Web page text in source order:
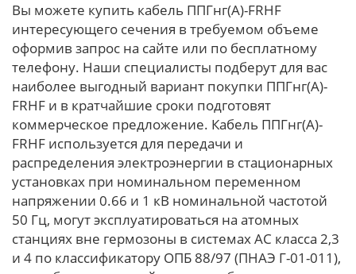
Вы можете купить кабель ППГнг(А)-FRHF
интересующего сечения в требуемом объеме
оформив запрос на сайте или по бесплатному
телефону. Наши специалисты подберут для вас
наиболее выгодный вариант покупки ППГнг(А)-
FRHF и в кратчайшие сроки подготовят
коммерческое предложение. Кабель ППГнг(А)-
FRHF используется для передачи и
распределения электроэнергии в стационарных
установках при номинальном переменном
напряжении 0.66 и 1 кВ номинальной частотой
50 Гц, могут эксплуатироваться на атомных
станциях вне гермозоны в системах АС класса 2,3
и 4 по классификатору ОПБ 88/97 (ПНАЭ Г-01-011),